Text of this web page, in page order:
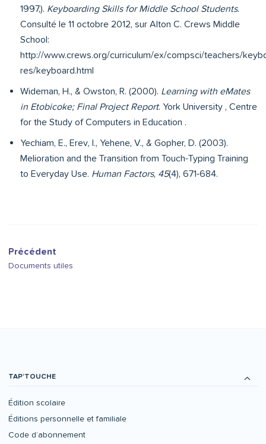
1997,). Keyboarding Skills for Middle School Students.
Consulté le 11 octobre 2012, sur Alton C. Crews Middle
School:
http://www.crews.org/curriculum/ex/compsci/teachers/
res/keyboard.html
Wideman, H., & Owston, R. (2000). Learning with eMates
in Etobicoke; Final Project Report. York University , Centre
for the Study of Computers in Education .
Yechiam, E., Erev, I., Yehene, V., & Gopher, D. (2003).
Melioration and the Transition from Touch-Typing Training
to Everyday Use. Human Factors, 45(4), 671-684.
Précédent
Documents utiles
TAP’TOUCHE
Édition scolaire
Éditions personnelle et familiale
Code d’abonnement